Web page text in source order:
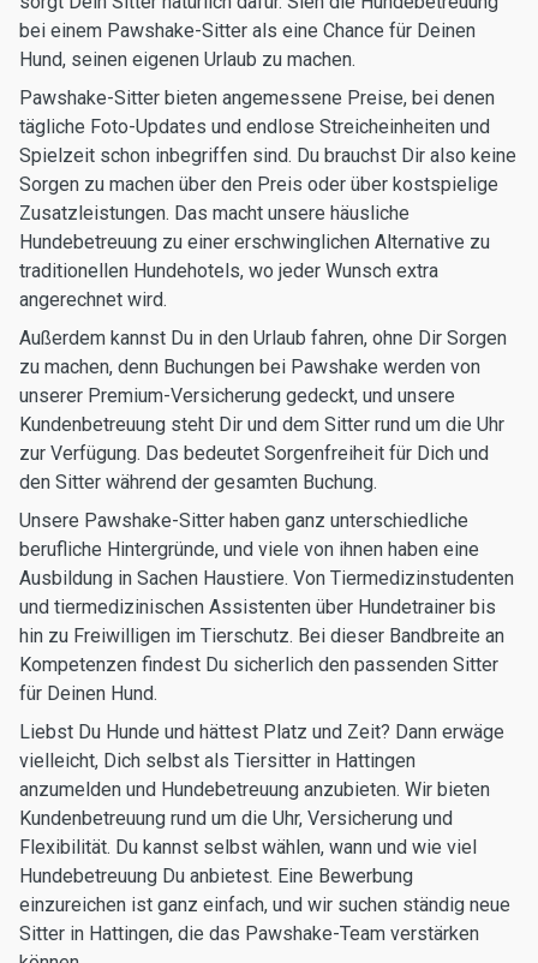
bei einem Pawshake-Sitter als eine Chance für Deinen
Hund, seinen eigenen Urlaub zu machen.
Pawshake-Sitter bieten angemessene Preise, bei denen
tägliche Foto-Updates und endlose Streicheinheiten und
Spielzeit schon inbegriffen sind. Du brauchst Dir also keine
Sorgen zu machen über den Preis oder über kostspielige
Zusatzleistungen. Das macht unsere häusliche
Hundebetreuung zu einer erschwinglichen Alternative zu
traditionellen Hundehotels, wo jeder Wunsch extra
angerechnet wird.
Außerdem kannst Du in den Urlaub fahren, ohne Dir Sorgen
zu machen, denn Buchungen bei Pawshake werden von
unserer Premium-Versicherung gedeckt, und unsere
Kundenbetreuung steht Dir und dem Sitter rund um die Uhr
zur Verfügung. Das bedeutet Sorgenfreiheit für Dich und
den Sitter während der gesamten Buchung.
Unsere Pawshake-Sitter haben ganz unterschiedliche
berufliche Hintergründe, und viele von ihnen haben eine
Ausbildung in Sachen Haustiere. Von Tiermedizinstudenten
und tiermedizinischen Assistenten über Hundetrainer bis
hin zu Freiwilligen im Tierschutz. Bei dieser Bandbreite an
Kompetenzen findest Du sicherlich den passenden Sitter
für Deinen Hund.
Liebst Du Hunde und hättest Platz und Zeit? Dann erwäge
vielleicht, Dich selbst als Tiersitter in Hattingen
anzumelden und Hundebetreuung anzubieten. Wir bieten
Kundenbetreuung rund um die Uhr, Versicherung und
Flexibilität. Du kannst selbst wählen, wann und wie viel
Hundebetreuung Du anbietest. Eine Bewerbung
einzureichen ist ganz einfach, und wir suchen ständig neue
Sitter in Hattingen, die das Pawshake-Team verstärken